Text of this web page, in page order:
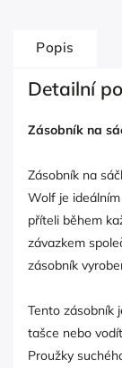
Popis
Detailní
Zásobník na
Zásobník na
Wolf je
příteli během
závazkem
zásobník
Tento zásobník
tašce nebo
Proužky